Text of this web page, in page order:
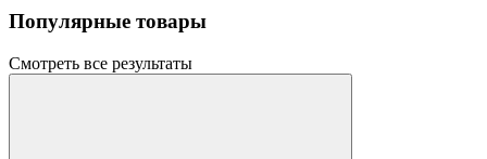
Популярные товары
Смотреть все результаты